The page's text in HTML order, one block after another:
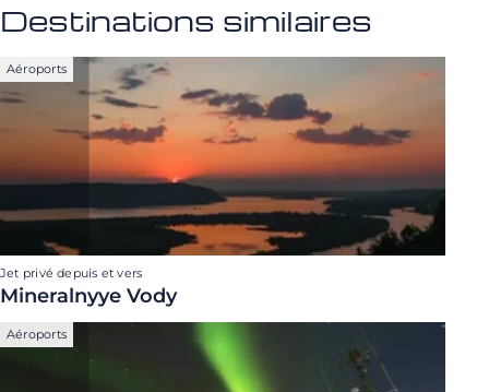
Destinations similaires
Aéroports
Jet privé depuis et vers
Mineralnyye Vody
Aéroports